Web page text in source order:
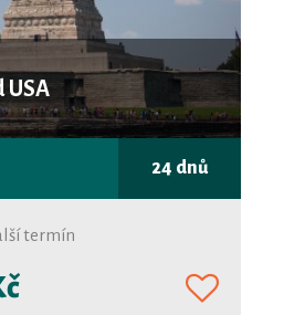
USA
24 dnů
termín